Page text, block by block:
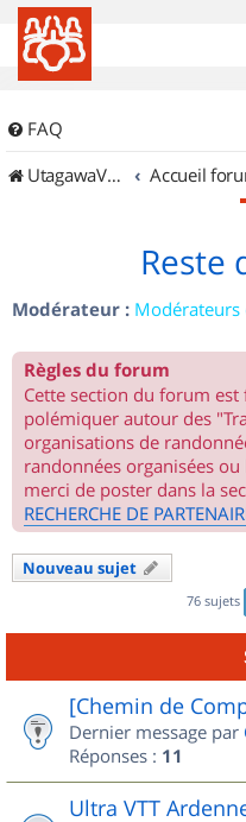
FAQ
UtagawaVTT (Randos VTT et VTTAE avec traces GPS)
Accueil
Reste
Modérateur : Modérateurs
Règles du forum
Cette section du forum
polémiquer autour des
organisations de
randonnées organisées
merci de poster dans la
RECHERCHE DE
Nouveau sujet
76 sujets
[Chemin de
Dernier message par
Réponses : 11
Ultra VTT